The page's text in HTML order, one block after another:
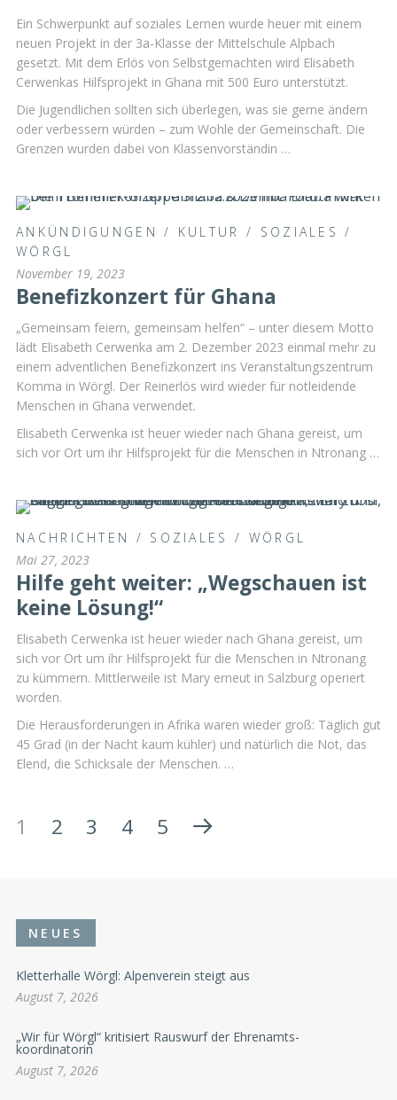
Ein Schwerpunkt auf soziales Lernen wurde heuer mit einem
neuen Projekt in der 3a-Klasse der Mittelschule Alpbach
gesetzt. Mit dem Erlös von Selbstgemachten wird Elisabeth
Cerwenkas Hilfsprojekt in Ghana mit 500 Euro unterstützt.
Die Jugendlichen sollten sich überlegen, was sie gerne ändern
oder verbessern würden – zum Wohle der Gemeinschaft. Die
Grenzen wurden dabei von Klassenvorständin …
ANKÜNDIGUNGEN / KULTUR / SOZIALES /
WÖRGL
November 19, 2023
Benefizkonzert für Ghana
„Gemeinsam feiern, gemeinsam helfen“ – unter diesem Motto
lädt Elisabeth Cerwenka am 2. Dezember 2023 einmal mehr zu
einem adventlichen Benefizkonzert ins Veranstaltungszentrum
Komma in Wörgl. Der Reinerlös wird wieder für notleidende
Menschen in Ghana verwendet.
Elisabeth Cerwenka ist heuer wieder nach Ghana gereist, um
sich vor Ort um ihr Hilfsprojekt für die Menschen in Ntronang …
NACHRICHTEN / SOZIALES / WÖRGL
Mai 27, 2023
Hilfe geht weiter: „Wegschauen ist
keine Lösung!“
Elisabeth Cerwenka ist heuer wieder nach Ghana gereist, um
sich vor Ort um ihr Hilfsprojekt für die Menschen in Ntronang
zu kümmern. Mittlerweile ist Mary erneut in Salzburg operiert
worden.
Die Herausforderungen in Afrika waren wieder groß: Täglich gut
45 Grad (in der Nacht kaum kühler) und natürlich die Not, das
Elend, die Schicksale der Menschen. …
1 2 3 4 5
NEUES
Kletterhalle Wörgl: Alpenverein steigt aus
August 7, 2026
„Wir für Wörgl“ kritisiert Rauswurf der Ehrenamts-
koordinatorin
August 7, 2026